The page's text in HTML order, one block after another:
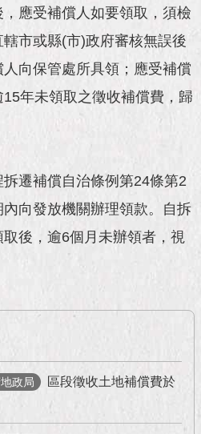
應受補償人如要領取，須檢
市或縣(市)政府審核無誤後
向保管處所具領；應受補償
年未領取之徵收補償費，歸
遷補償自治條例第24條第2
向發放機關辦理領款。自拆
後，逾6個月未辦領者，視
政局
區段徵收土地補償費於